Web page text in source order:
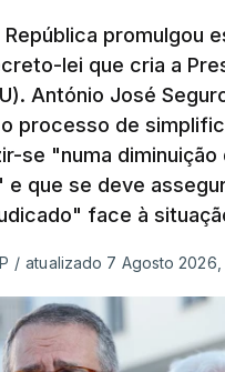
promulgou
lei que cria a
António José
processo de
se "numa diminuição
que se deve
face à
/ atualizado 7 Agosto 2026,